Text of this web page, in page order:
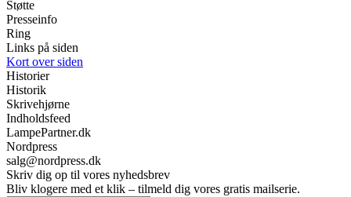
Støtte
Presseinfo
Ring
Links på siden
Kort over siden
Historier
Historik
Skrivehjørne
Indholdsfeed
LampePartner.dk
Nordpress
salg@nordpress.dk
Skriv dig op til vores nyhedsbrev
Bliv klogere med et klik – tilmeld dig vores gratis mailserie.